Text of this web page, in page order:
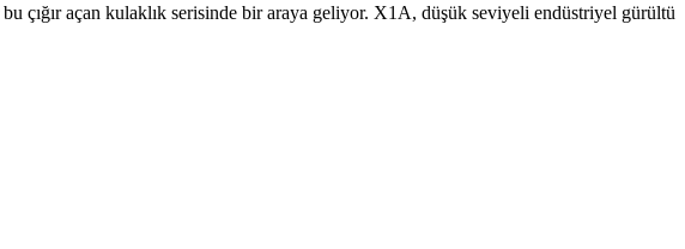
çığır açan kulaklık serisinde bir araya geliyor. X1A, düşük seviyeli endüstriyel gürültü